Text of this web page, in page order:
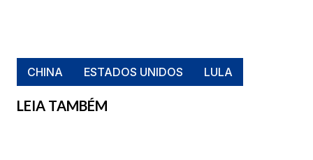
CHINA ESTADOS UNIDOS LULA
LEIA TAMBÉM